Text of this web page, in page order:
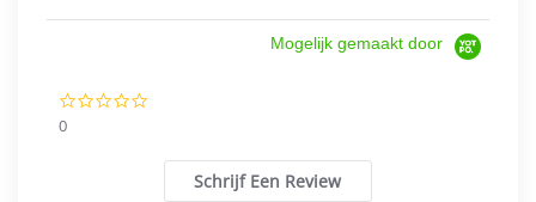
Mogelijk gemaakt door
0
Schrijf Een Review